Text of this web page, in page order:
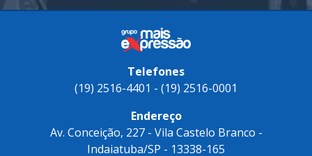
Telefones
(19) 2516-4401 - (19) 2516-0001
Endereço
Av. Conceição, 227 - Vila Castelo Branco -
Indaiatuba/SP - 13338-165